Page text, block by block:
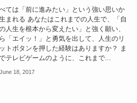
ては「前に進みたい」という強い思いか
まれる あなたはこれまでの人生で、「自
人生を根本から変えたい」と強く願い、
「エイッ！」と勇気を出して、人生のリ
トボタンを押した経験はありますか？ ま
テレビゲームのように、これまで...
June 18, 2017